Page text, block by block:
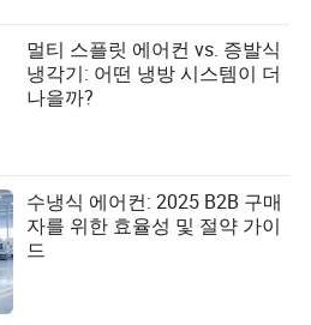
멀티 스플릿 에어컨 vs. 증발식
냉각기: 어떤 냉방 시스템이 더
나을까?
수냉식 에어컨: 2025 B2B 구매
자를 위한 효율성 및 절약 가이
드